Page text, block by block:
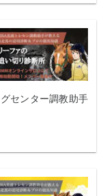
センター調教助手